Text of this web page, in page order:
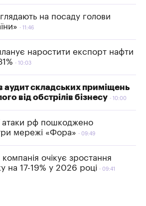
на посаду голови
11:46
наростити експорт нафти
10:03
складських приміщень
від обстрілів бізнесу
10:00
атаки рф пошкоджено
мережі «Фора»
09:49
очікує зростання
на 17-19% у 2026 році
09:41